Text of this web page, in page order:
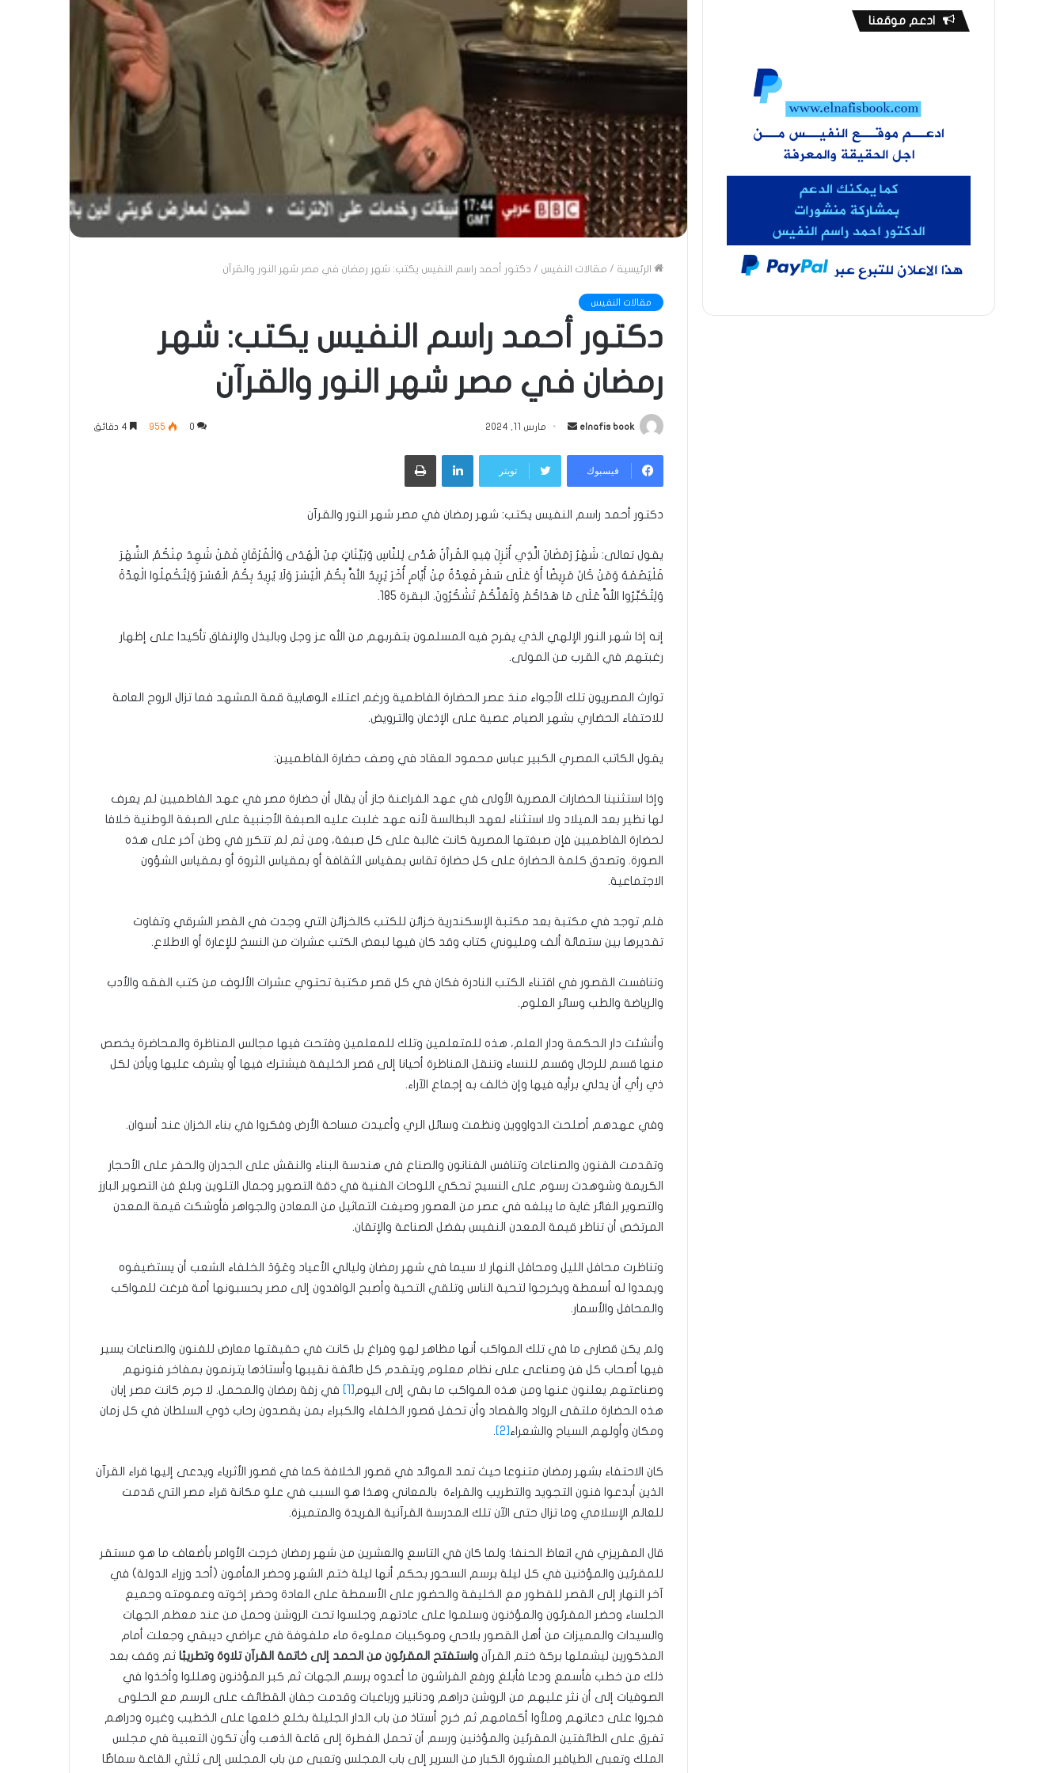
الرئيسية / مقالات النفيس / دكتور أحمد راسم النفيس يكتب: شهر رمضان في مصر شهر النور والقرآن
مقالات النفيس
دكتور أحمد راسم النفيس يكتب: شهر
رمضان في مصر شهر النور والقرآن
elnafis book
أرسل
مارس 11, 2024 0
955
فيسبوك تويتر
لينكدإن طباعة
دكتور أحمد راسم النفيس يكتب: شهر رمضان في مصر شهر النور والقرآن
يقول تعالى: شَهْرُ رَمَضَانَ الَّذِي أُنْزِلَ فِيهِ القُرآَنُ هُدًى لِلنَّاسِ وَبَيِّنَاتٍ مِنَ الْهُدَى وَالْفُرْقَانِ فَمَنْ شَهِدَ مِنْكُمُ الشَّهْرَ
فَلْيَصُمْهُ وَمَنْ كَانَ مَرِيضًا أَوْ عَلَى سَفَرٍ فَعِدَّةٌ مِنْ أَيَّامٍ أُخَرَ يُرِيدُ اللَّهُ بِكُمُ الْيُسْرَ وَلَا يُرِيدُ بِكُمُ الْعُسْرَ وَلِتُكْمِلُوا الْعِدَّةَ
وَلِتُكَبِّرُوا اللَّهَ عَلَى مَا هَدَاكُمْ وَلَعَلَّكُمْ تَشْكُرُونَ. البقرة 185.
إنه إذا شهر النور الإلهي الذي يفرح فيه المسلمون بتقربهم من الله عز وجل وبالبذل والإنفاق تأكيدا على إظهار
رغبتهم في القرب من المولى.
توارث المصريون تلك الأجواء منذ عصر الحضارة الفاطمية ورغم اعتلاء الوهابية قمة المشهد فما تزال الروح العامة
للاحتفاء الحضاري بشهر الصيام عصية على الإذعان والترويض.
يقول الكاتب المصري الكبير عباس محمود العقاد في وصف حضارة الفاطميين:
وإذا استثنينا الحضارات المصرية الأولى في عهد الفراعنة جاز أن يقال أن حضارة مصر في عهد الفاطميين لم يعرف
لها نظير بعد الميلاد ولا استثناء لعهد البطالسة لأنه عهد غلبت عليه الصبغة الأجنبية على الصبغة الوطنية خلافا
لحضارة الفاطميين فإن صبغتها المصرية كانت غالبة على كل صبغة، ومن ثم لم تتكرر في وطن آخر على هذه
الصورة. وتصدق كلمة الحضارة على كل حضارة تقاس بمقياس الثقافة أو بمقياس الثروة أو بمقياس الشؤون
الاجتماعية.
فلم توجد في مكتبة بعد مكتبة الإسكندرية خزائن للكتب كالخزائن التي وجدت في القصر الشرقي وتفاوت
تقديرها بين ستمائة ألف ومليوني كتاب وقد كان فيها لبعض الكتب عشرات من النسخ للإعارة أو الاطلاع.
وتنافست القصور في اقتناء الكتب النادرة فكان في كل قصر مكتبة تحتوي عشرات الألوف من كتب الفقه والأدب
والرياضة والطب وسائر العلوم.
وأنشئت دار الحكمة ودار العلم، هذه للمتعلمين وتلك للمعلمين وفتحت فيها مجالس المناظرة والمحاضرة يخصص
منها قسم للرجال وقسم للنساء وتنقل المناظرة أحيانا إلى قصر الخليفة فيشترك فيها أو يشرف عليها ويأذن لكل
ذي رأي أن يدلي برأيه فيها وإن خالف به إجماع الآراء.
وفي عهدهم أصلحت الدواووين ونظمت وسائل الري وأعيدت مساحة الأرض وفكروا في بناء الخزان عند أسوان.
وتقدمت الفنون والصناعات وتنافس الفنانون والصناع في هندسة البناء والنقش على الجدران والحفر على الأحجار
الكريمة وشوهدت رسوم على النسيج تحكي اللوحات الفنية في دقة التصوير وجمال التلوين وبلغ فن التصوير البارز
والتصوير الغائر غاية ما يبلغه في عصر من العصور وصيغت التماثيل من المعادن والجواهر فأوشكت قيمة المعدن
المرتخص أن تناظر قيمة المعدن النفيس بفضل الصناعة والإتقان.
وتناظرت محافل الليل ومحافل النهار لا سيما في شهر رمضان وليالي الأعياد وعَوَدَ الخلفاء الشعب أن يستضيفوه
ويمدوا له أسمطة ويخرجوا لتحية الناس وتلقي التحية وأصبح الوافدون إلى مصر يحسبونها أمة فرغت للمواكب
والمحافل والأسمار.
ولم يكن قصارى ما في تلك المواكب أنها مظاهر لهو وفراغ بل كانت في حقيقتها معارض للفنون والصناعات يسير
فيها أصحاب كل فن وصناعى على نظام معلوم ويتقدم كل طائفة نقيبها وأستاذها يترنمون بمفاخر فنونهم
وصناعتهم يعلنون عنها ومن هذه المواكب ما بقي إلى اليوم [1]
في زفة رمضان والمحمل. لا جرم كانت مصر إبان
هذه الحضارة ملتقى الرواد والقصاد وأن تحفل قصور الخلفاء والكبراء بمن يقصدون رحاب ذوي السلطان في كل زمان
ومكان وأولهم السياح والشعراء[2]
.
كان الاحتفاء بشهر رمضان متنوعا حيث تمد الموائد في قصور الخلافة كما في قصور الأثرياء ويدعى إليها قراء القرآن
الذين أبدعوا فنون التجويد والتطريب والقراءة بالمعاني وهذا هو السبب في علو مكانة قراء مصر التي قدمت
للعالم الإسلامي وما تزال حتى الآن تلك المدرسة القرآنية الفريدة والمتميزة.
قال المقريزي في اتعاظ الحنفا‏:‏ ولما كان في التاسع والعشرين من شهر رمضان خرجت الأوامر بأضعاف ما هو مستقر
للمقرئين والمؤذنين في كل ليلة برسم السحور بحكم أنها ليلة ختم الشهر وحضر المأمون (أحد وزراء الدولة) في
آخر النهار إلى القصر للفطور مع الخليفة والحضور على الأسمطة على العادة وحضر إخوته وعمومته وجميع
الجلساء وحضر المقرئون والمؤذنون وسلموا على عادتهم وجلسوا تحت الروشن وحمل من عند معظم الجهات
والسيدات والمميزات من أهل القصور بلاحي وموكبيات مملوءة ماء ملفوفة في عراضي ديبقي وجعلت أمام
المذكورين ليشملها بركة ختم القرآن واستفتح المقرئون من الحمد إلى خاتمة القرآن تلاوة وتطريبًا ثم وقف بعد
ذلك من خطب فأسمع ودعا فأبلغ ورفع الفراشون ما أعدوه برسم الجهات ثم كبر المؤذنون وهللوا وأخذوا في
الصوفيات إلى أن نثر عليهم من الروشن دراهم ودنانير ورباعيات وقدمت جفان القطائف على الرسم مع الحلوى
فجروا على دعاتهم وملأوا أكمامهم ثم خرج أستاذ من باب الدار الجليلة بخلع خلعها على الخطيب وغيره ودراهم
تفرق على الطائفتين المقرئين والمؤذنين ورسم أن تحمل الفطرة إلى قاعة الذهب وأن تكون التعبية في مجلس
الملك وتعبى الطيافير المشورة الكبار من السرير إلى باب المجلس وتعبى من باب المجلس إلى ثلثي القاعة سماطًا
ادعم موقعنا